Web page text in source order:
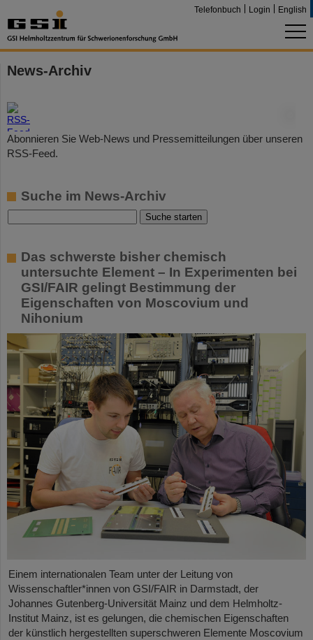
Telefonbuch Login English
News-Archiv
Abonnieren Sie Web-News und Pressemitteilungen über unseren
RSS-Feed.
Suche im News-Archiv
Das schwerste bisher chemisch
untersuchte Element – In Experimenten bei
GSI/FAIR gelingt Bestimmung der
Eigenschaften von Moscovium und
Nihonium
Einem internationalen Team unter der Leitung von
Wissenschaftler*innen von GSI/FAIR in Darmstadt, der
Johannes Gutenberg-Universität Mainz und dem Helmholtz-
Institut Mainz, ist es gelungen, die chemischen Eigenschaften
der künstlich hergestellten superschweren Elemente Moscovium